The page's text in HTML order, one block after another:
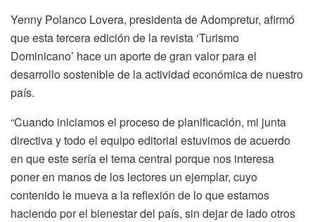
Yenny Polanco Lovera, presidenta de Adompretur, afirmó
que esta tercera edición de la revista ‘Turismo
Dominicano’ hace un aporte de gran valor para el
desarrollo sostenible de la actividad económica de nuestro
país.
“Cuando iniciamos el proceso de planificación, mi junta
directiva y todo el equipo editorial estuvimos de acuerdo
en que este sería el tema central porque nos interesa
poner en manos de los lectores un ejemplar, cuyo
contenido le mueva a la reflexión de lo que estamos
haciendo por el bienestar del país, sin dejar de lado otros